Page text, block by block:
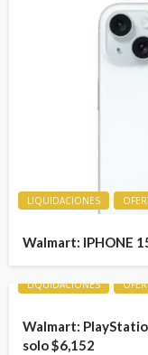
LIQUIDACIONES
Walmart: IPHONE
LIQUIDACIONES
Walmart:
solo $6,152